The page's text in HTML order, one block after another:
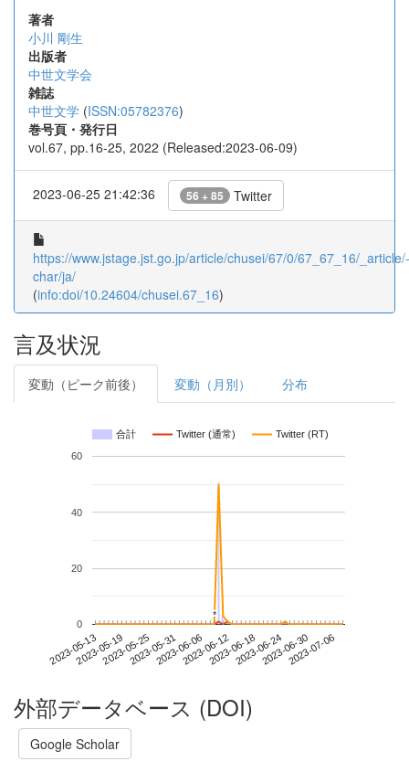
著者
小川 剛生
出版者
中世文学会
雑誌
中世文学 (ISSN:05782376)
巻号頁・発行日
vol.67, pp.16-25, 2022 (Released:2023-06-09)
2023-06-25 21:42:36 56 + 85 Twitter
https://www.jstage.jst.go.jp/article/chusei/67/0/67_67_16/_article/-
char/ja/
(info:doi/10.24604/chusei.67_16)
言及状況
変動（ピーク前後） 変動（月別） 分布
合計 Twitter (通常) Twitter (RT)
2023-05-132023-05-192023-05-252023-05-312023-06-062023-06-122023-06-182023-06-242023-06-302023-07-06
0
20
40
60
**
外部データベース (DOI)
Google Scholar